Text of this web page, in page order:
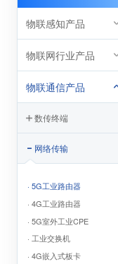
物联感知产品
物联网行业产品
物联通信产品
数传终端
网络传输
· 5G工业路由器
· 4G工业路由器
· 5G室外工业CPE
· 工业交换机
· 4G嵌入式板卡